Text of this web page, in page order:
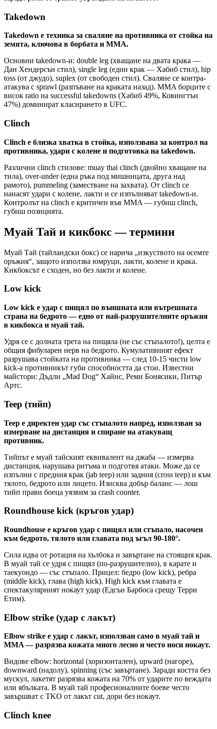
Takedown
Takedown е техника за сваляне на противника от стойка на
земята, ключова в борбата и MMA.
Основни takedown-и: double leg (хващане на двата крака —
Дан Хендерсън стил), single leg (един крак — Хабиб стил), hip
toss (от джудо), suplex (от свободен стил). Сваляне се контра-
атакува с sprawl (разпъване на краката назад). MMA борците с
висок ratio на successful takedowns (Хабиб 49%, Ковингтън
47%) доминират класирането в UFC.
Clinch
Clinch е близка хватка в стойка, използвана за контрол на
противника, удари с колене и подготовка на takedown.
Различни clinch стилове: muay thai clinch (двойно хващане на
тила), over-under (една ръка под мишницата, друга над
рамото), pummeling (заместване на захвата). От clinch се
нанасят удари с колене, лакти и се изпълняват takedown-и.
Контролът на clinch е критичен във MMA — губиш clinch,
губиш позицията.
Муай Тай и кикбокс — термини
Муай Тай (тайландски бокс) се нарича „изкуството на осемте
оръжия“, защото използва юмруци, лакти, колене и крака.
Кикбоксът е сходен, но без лакти и колене.
Low kick
Low kick е удар с пищял по външната или вътрешната
страна на бедрото — едно от най-разрушителните оръжия
в кикбокса и муай тай.
Удря се с долната трета на пищяла (не със стъпалото!), целта е
общия фибуларен нерв на бедрото. Кумулативният ефект
разрушава стойката на противника — след 10-15 чисти low
kick-а противникът губи способността да стои. Известни
майстори: Дъдли „Mad Dog“ Хайнс, Реми Бонясики, Питър
Артс.
Teep (тийп)
Teep е директен удар със стъпалото напред, използван за
измерване на дистанция и спиране на атакуващ
противник.
Тийпът е муай тайският еквивалент на джаба — измерва
дистанция, нарушава ритъма и подготвя атаки. Може да се
изпълни с предния крак (jab teep) или задния (cross teep) и към
тялото, бедрото или лицето. Изисква добър баланс — лош
тийп прави боеца уязвим за crash counter.
Roundhouse kick (кръгов удар)
Roundhouse е кръгов удар с пищял или стъпало, насочен
към бедрото, тялото или главата под ъгъл 90-180°.
Сила идва от ротация на хълбока и завъртане на стоящия крак.
В муай тай се удря с пищял (по-разрушително), в карате и
таекуондо — със стъпало. Прицел: бедро (low kick), ребра
(middle kick), глава (high kick). High kick към главата е
спектакулярният нокаут удар (Едсън Барбоса срещу Терри
Етим).
Elbow strike (удар с лакът)
Elbow strike е удар с лакът, използван само в муай тай и
MMA — разрязва кожата много лесно и често носи нокаут.
Видове elbow: horizontal (хоризонтален), upward (нагоре),
downward (надолу), spinning (със завъртане). Заради костта без
мускул, лакетят разрязва кожата на 70% от ударите по веждата
или ябълката. В муай тай професионалните боеве често
завършват с TKO от лакът cut, дори без нокаут.
Clinch knee